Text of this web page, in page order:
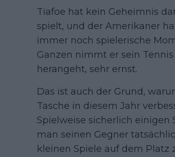
Tiafoe hat kein Geheimnis
spielt, und der Amerikaner
immer noch spielerische
Ganzen nimmt er sein
herangeht, sehr ernst.
Das ist auch der Grund,
Tasche in diesem Jahr
Spielweise sicherlich einigen
man seinen Gegner
kleinen Spiele auf dem Platz